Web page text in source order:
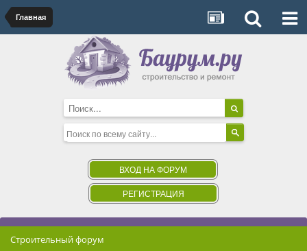
Главная
ВХОД НА ФОРУМ
РЕГИСТРАЦИЯ
Строительный форум